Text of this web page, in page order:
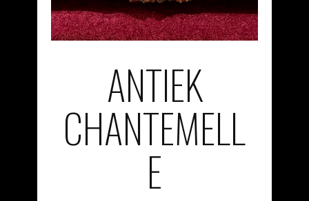
ANTIEK
CHANTEMELL
E